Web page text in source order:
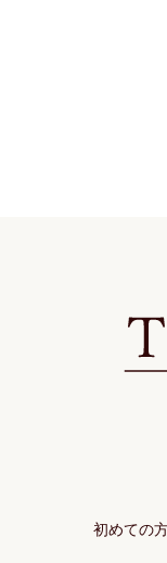
初めての